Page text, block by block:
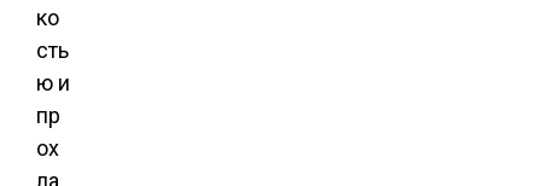
ко
сть
ю и
пр
ох
ла